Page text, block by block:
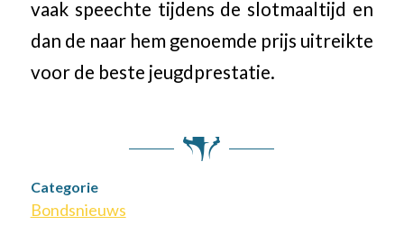
vaak speechte tijdens de slotmaaltijd en
dan de naar hem genoemde prijs uitreikte
voor de beste jeugdprestatie.
Categorie
Bondsnieuws